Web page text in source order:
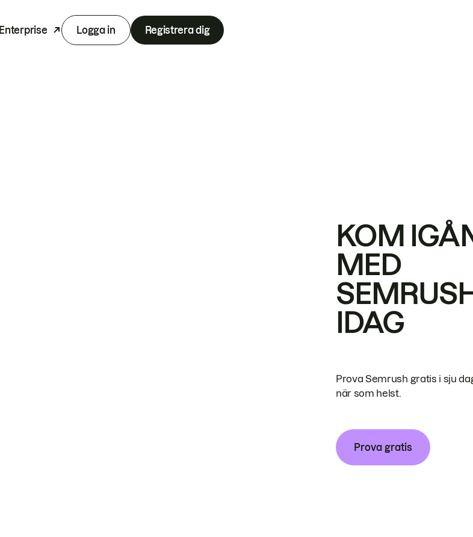
Enterprise Logga in Registrera dig
KOM
MED
IDAG
Prova Semrush gratis i sju
när som helst.
Prova gratis